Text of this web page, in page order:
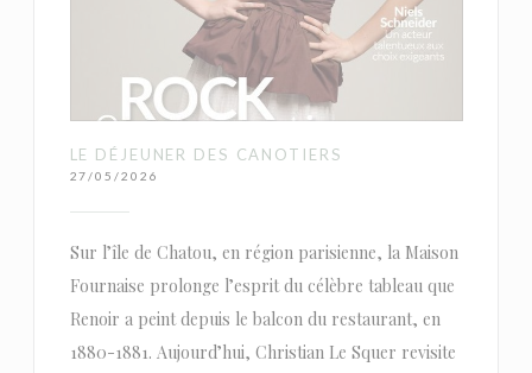
LE DÉJEUNER DES CANOTIERS
27/05/2026
Sur l’île de Chatou, en région parisienne, la Maison
Fournaise prolonge l’esprit du célèbre tableau que
Renoir a peint depuis le balcon du restaurant, en
1880-1881. Aujourd’hui, Christian Le Squer revisite